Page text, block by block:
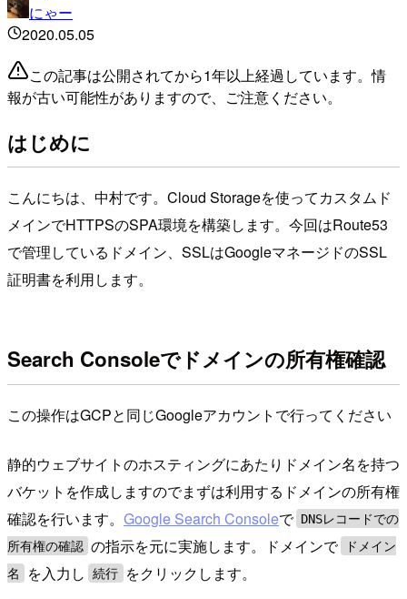
にゃー
2020.05.05
この記事は公開されてから1年以上経過しています。情
報が古い可能性がありますので、ご注意ください。
はじめに
こんにちは、中村です。Cloud Storageを使ってカスタムド
メインでHTTPSのSPA環境を構築します。今回はRoute53
で管理しているドメイン、SSLはGoogleマネージドのSSL
証明書を利用します。
Search Consoleでドメインの所有権確認
この操作はGCPと同じGoogleアカウントで行ってください
静的ウェブサイトのホスティングにあたりドメイン名を持つ
バケットを作成しますのでまずは利用するドメインの所有権
確認を行います。 Google Search Consoleで DNSレコードでの
所有権の確認 の指示を元に実施します。ドメインで
ドメイン
名
を入力し 続行 をクリックします。